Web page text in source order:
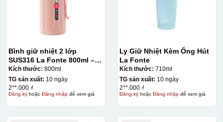
Bước 3: Xếp sản phẩm sau khi dán vào lò nung và
nung ở nhiệt độ 700-800 độ C
vàng, khi in ở nhiệt cao, nền đó sẽ cháy và biến mất để
lại mực in logo dính chết lên gốm sứ [gallery link="file"
size="full" ids="29792,29791,29790"]
Bình giữ nhiệt 2 lớp
SUS316 La Fonte 800ml –
012720
Kích thước: 800ml
TG sản xuất: 10 ngày
2**.000 ₫
Đăng kýhoặc Đăng nhậpđể xem giá
Ly Giữ Nhiệt Kèm Ống Hút
La Fonte
Kích thước: 710ml
TG sản xuất: 10 ngày
2**.000 ₫
Đăng kýhoặc Đăng nhậpđể xem giá